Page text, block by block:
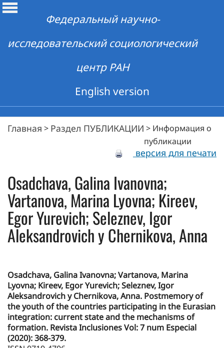
Федеральный научно-
исследовательский социологический
центр РАН
English version
Главная > Раздел ПУБЛИКАЦИИ > Информация о
публикации
версия для печати
Osadchava, Galina Ivanovna;
Vartanova, Marina Lyovna; Kireev,
Egor Yurevich; Seleznev, Igor
Aleksandrovich y Chernikova, Anna
Osadchava, Galina Ivanovna; Vartanova, Marina
Lyovna; Kireev, Egor Yurevich; Seleznev, Igor
Aleksandrovich y Chernikova, Anna. Postmemory of
the youth of the countries participating in the Eurasian
integration: current state and the mechanisms of
formation. Revista Inclusiones Vol: 7 num Especial
(2020): 368-379.